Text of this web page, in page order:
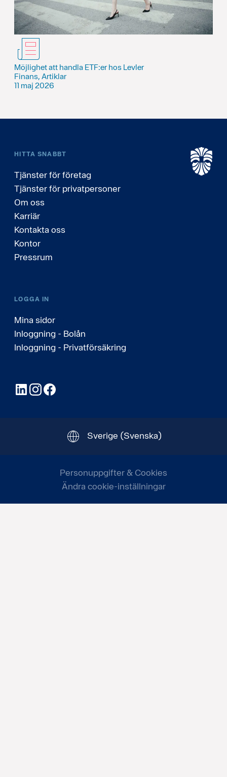
Möjlighet att handla ETF:er hos Levler
Finans, Artiklar
11 maj 2026
HITTA SNABBT
Tjänster för företag
Tjänster för privatpersoner
Om oss
Karriär
Kontakta oss
Kontor
Pressrum
LOGGA IN
Mina sidor
Inloggning - Bolån
Inloggning - Privatförsäkring
LinkedInInstagram
Sverige (Svenska)
Personuppgifter & Cookies
Ändra cookie-inställningar